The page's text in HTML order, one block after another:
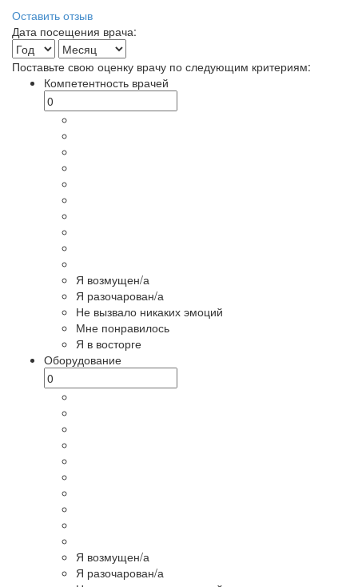
Оставить отзыв
Дата посещения врача:
Поставьте свою оценку врачу по следующим критериям:
Компетентность врачей
Я возмущен/а
Я разочарован/а
Не вызвало никаких эмоций
Мне понравилось
Я в восторге
Оборудование
Я возмущен/а
Я разочарован/а